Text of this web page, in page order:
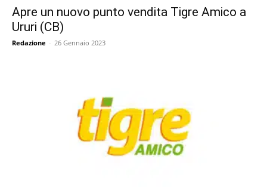
Apre un nuovo punto vendita Tigre Amico a
Ururi (CB)
Redazione - 26 Gennaio 2023